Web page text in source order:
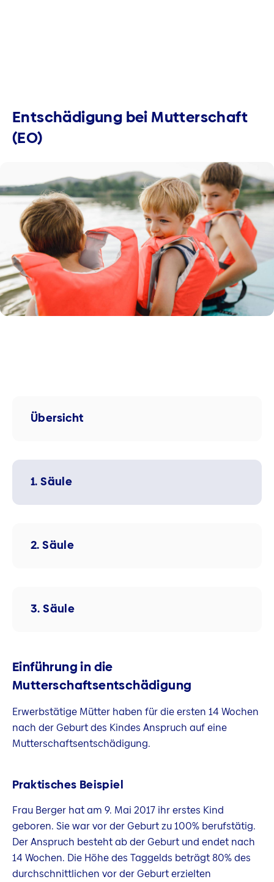
Entschädigung bei Mutterschaft
(EO)
Übersicht
1. Säule
2. Säule
3. Säule
Einführung in die
Mutterschaftsentschädigung
Erwerbstätige Mütter haben für die ersten 14 Wochen
nach der Geburt des Kindes Anspruch auf eine
Mutterschaftsentschädigung.
Praktisches Beispiel
Frau Berger hat am 9. Mai 2017 ihr erstes Kind
geboren. Sie war vor der Geburt zu 100% berufstätig.
Der Anspruch besteht ab der Geburt und endet nach
14 Wochen. Die Höhe des Taggelds beträgt 80% des
durchschnittlichen vor der Geburt erzielten